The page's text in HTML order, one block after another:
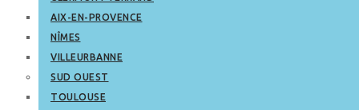
AIX-EN-PROVENCE
NÎMES
VILLEURBANNE
SUD OUEST
TOULOUSE